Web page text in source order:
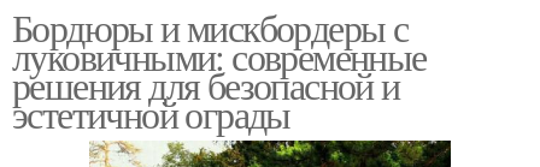
Бордюры и мискбордеры с
луковичными: современные
решения для безопасной и
эстетичной ограды